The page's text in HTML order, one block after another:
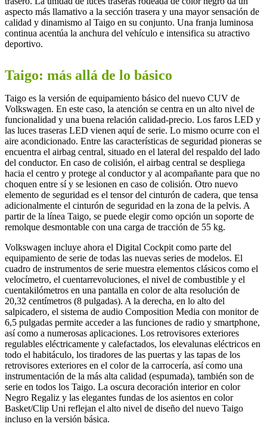
aspecto más llamativo a la sección trasera y una mayor sensación de
calidad y dinamismo al Taigo en su conjunto. Una franja luminosa
continua acentúa la anchura del vehículo e intensifica su atractivo
deportivo.
Taigo: más allá de lo básico
Taigo es la versión de equipamiento básico del nuevo CUV de
Volkswagen. En este caso, la atención se centra en un alto nivel de
funcionalidad y una buena relación calidad-precio. Los faros LED y
las luces traseras LED vienen aquí de serie. Lo mismo ocurre con el
aire acondicionado. Entre las características de seguridad pioneras se
encuentra el airbag central, situado en el lateral del respaldo del lado
del conductor. En caso de colisión, el airbag central se despliega
hacia el centro y protege al conductor y al acompañante para que no
choquen entre sí y se lesionen en caso de colisión. Otro nuevo
elemento de seguridad es el tensor del cinturón de cadera, que tensa
adicionalmente el cinturón de seguridad en la zona de la pelvis. A
partir de la línea Taigo, se puede elegir como opción un soporte de
remolque desmontable con una carga de tracción de 55 kg.
Volkswagen incluye ahora el Digital Cockpit como parte del
equipamiento de serie de todas las nuevas series de modelos. El
cuadro de instrumentos de serie muestra elementos clásicos como el
velocímetro, el cuentarrevoluciones, el nivel de combustible y el
cuentakilómetros en una pantalla en color de alta resolución de
20,32 centímetros (8 pulgadas). A la derecha, en lo alto del
salpicadero, el sistema de audio Composition Media con monitor de
6,5 pulgadas permite acceder a las funciones de radio y smartphone,
así como a numerosas aplicaciones. Los retrovisores exteriores
regulables eléctricamente y calefactados, los elevalunas eléctricos en
todo el habitáculo, los tiradores de las puertas y las tapas de los
retrovisores exteriores en el color de la carrocería, así como una
instrumentación de la más alta calidad (espumada), también son de
serie en todos los Taigo. La oscura decoración interior en color
Negro Regaliz y las elegantes fundas de los asientos en color
Basket/Clip Uni reflejan el alto nivel de diseño del nuevo Taigo
incluso en la versión básica.